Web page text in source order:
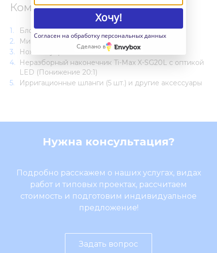
Комплектация:
Блок управления без функции записи данных
Микромотор SGL70M с оптикой
Ножное управление FC-78
Неразборный наконечник Ti-Max X-SG20L с оптикой
LED (Понижение 20:1)
Ирригационные шланги (5 шт.) и другие аксессуары
Нужна консультация?
Подробно расскажем о наших услугах, видах
работ и типовых проектах, рассчитаем
стоимость и подготовим индивидуальное
предложение!
Задать вопрос
Хочу!
Согласен на обработку персональных данных
Сделано в